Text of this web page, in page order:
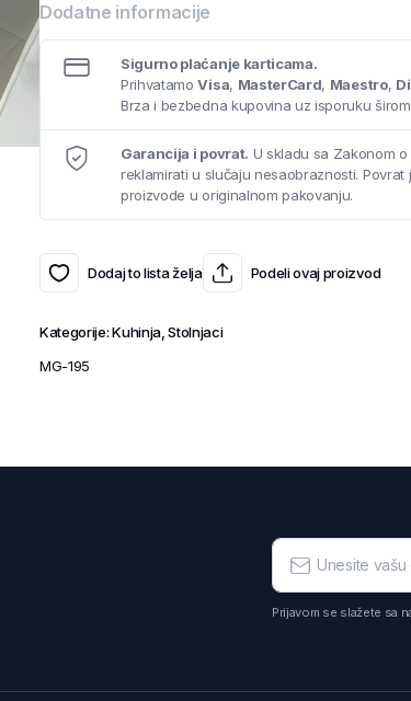
Dodatne informacije
Sigurno plaćanje karticama.
PrihvatamoVisa, MasterCard, Maestro,
Brza i bezbedna kupovina uz isporuku širom
Garancija i povrat. U skladu sa Zakonom
reklamirati u slučaju nesaobraznosti.
proizvode u originalnom pakovanju.
Dodaj to lista želja Podeli ovaj proizvod
Kategorije:Kuhinja,Stolnjaci
MG-195
Prijavom se slažete sa